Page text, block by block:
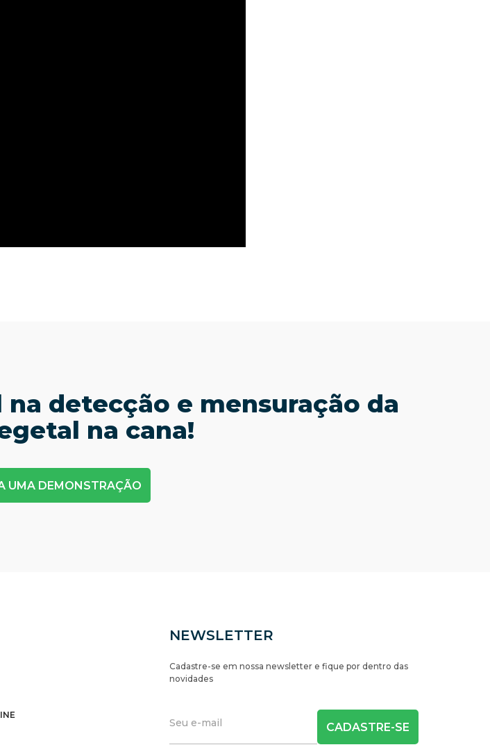
detecção e mensuração da
na cana!
UMA DEMONSTRAÇÃO
NEWSLETTER
Cadastre-se em nossa newsletter e fique por dentro das
novidades